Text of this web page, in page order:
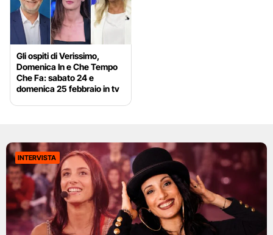
Gli ospiti di Verissimo,
Domenica In e Che Tempo
Che Fa: sabato 24 e
domenica 25 febbraio in tv
INTERVISTA